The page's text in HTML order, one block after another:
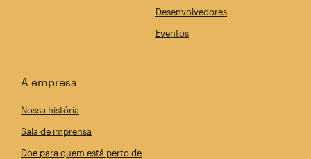
Desenvolvedores
Eventos
A empresa
Nossa história
Sala de imprensa
Doe para quem está perto de